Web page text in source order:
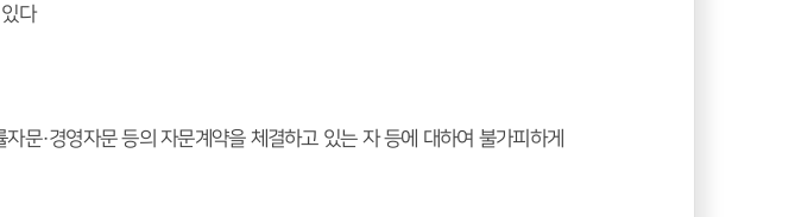
다
문·경영자문 등의 자문계약을 체결하고 있는 자 등에 대하여 불가피하게